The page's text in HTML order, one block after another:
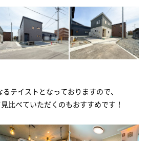
テイストとなっておりますので、
比べていただくのもおすすめです！